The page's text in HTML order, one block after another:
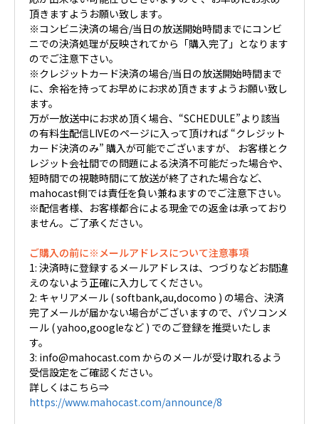
頂きますようお願い致します。
※コンビニ決済の場合/当日の放送開始時間までにコンビ
ニでの決済処理が反映されてから「購入完了」となります
のでご注意下さい。
※クレジットカード決済の場合/当日の放送開始時間まで
に、余裕を持ってお早めにお求め頂きますようお願い致し
ます。
万が一放送中にお求め頂く場合、“SCHEDULE”より該当
の有料生配信LIVEのページに入って頂ければ “クレジット
カード決済のみ” 購入が可能でございますが、 お客様とク
レジット会社間での問題による決済不可能だった場合や、
短時間での視聴時間にて放送が終了された場合など、
mahocast側では責任を負い兼ねますのでご注意下さい。
※配信者様、お客様都合による現金での返金は承っており
ません。ご了承ください。
ご購入の前に※メールアドレスについて注意事項
1: 決済時に登録するメールアドレスは、つづりなどお間違
えのないよう正確に入力してください。
2: キャリアメール ( softbank,au,docomo ) の場合、決済
完了メールが届かない場合がございますので、パソコンメ
ール ( yahoo,googleなど ) でのご登録を推奨いたしま
す。
3: info@mahocast.com からのメールが受け取れるよう
受信設定をご確認ください。
詳しくはこちら⇒
https://www.mahocast.com/announce/8